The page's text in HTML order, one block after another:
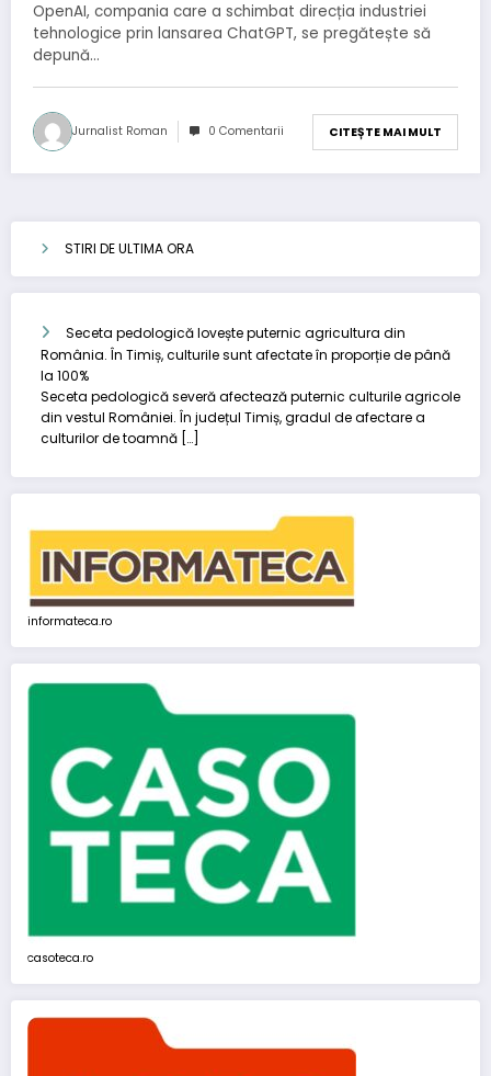
OpenAI, compania care a schimbat direcția industriei
tehnologice prin lansarea ChatGPT, se pregătește să
depună…
Jurnalist Roman 0 Comentarii CITEȘTE MAI MULT
STIRI DE ULTIMA ORA
Seceta pedologică lovește puternic agricultura din
România. În Timiș, culturile sunt afectate în proporție de până
la 100%
Seceta pedologică severă afectează puternic culturile agricole
din vestul României. În județul Timiș, gradul de afectare a
culturilor de toamnă […]
informateca.ro
casoteca.ro